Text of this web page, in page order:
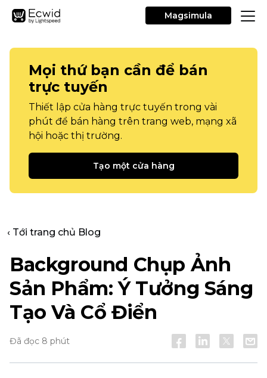
Magsimula
Mọi thứ bạn cần để bán
trực tuyến
Thiết lập cửa hàng trực tuyến trong vài
phút để bán hàng trên trang web, mạng xã
hội hoặc thị trường.
Tạo một cửa hàng
‹ Tới trang chủ Blog
Background Chụp Ảnh
Sản Phẩm: Ý Tưởng Sáng
Tạo Và Cổ Điển
Đã đọc 8 phút